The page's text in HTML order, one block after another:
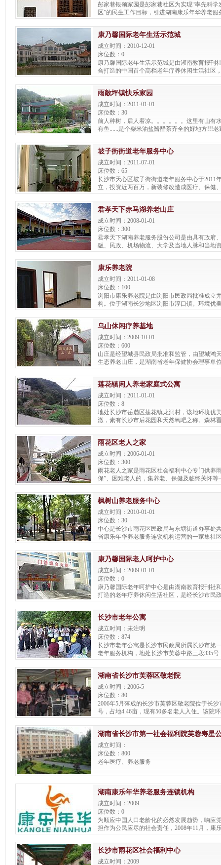
彭家巷银领家园是彭家巷社区为实现“率先科学
区”的民生工作目标，引进湖南康乐年华养老服
共同建设、运营的一家集社区全托养老、日间
于一体的综合性养老服务机构。银龄家园位于
(三、四、五、六、七楼)，面积约2500平方米
投入资金216万元，设有全托床位55个，日间
应150余位老年人的订餐、就餐，能覆盖社区
家庭的养老服务，服务内容涵盖生活照料、医
心理慰藉、法律咨询、家政便民、娱乐学习、
怀、饮食服务十大类百余项服务。银龄家园是
配套最齐全、服务最规范的社区养老服务机构
构中也堪称一流。
康乃馨国际老年生活示范城
成立时间：2010-12-01
床位数：0
康乃馨国际老年生活示范城是由湖南教育报刊
合打造的中国首个高档老年疗养休闲生活社区
和长沙市卫生局批准，地处长沙市河西银星路
位规模5000张，总投资10亿元。园区分为医疗
寓、高端老年别墅、生态园共五大板块，配有
闲运动场所等功能齐备的设施。后勤配有餐厅
多样化的服务。
雨敞坪镇快乐家园
成立时间：2011-01-01
床位数：30
前人种树，后人着凉。。。。。。这里有山有
有鱼......是个柴米油盐酱醋茶齐全的好地方!!!
地。
坡子街街道老年服务中心
成立时间：2011-07-01
床位数：65
长沙市天心区坡子街街道老年服务中心于2011
立，投资近两百万，新装修改造成医疗、保健
的较为完善的综合性老年服务中心，推动社会
切实解决老年人老有所养、老有所学、老有所
题。
君孝天下赤马湖养老山庄
成立时间：2008-01-01
床位数：300
君孝天下湖南养老服务股份公司是由具有政府
融、民政、机场物流、大学及当地人脉和当地
老事业的十位自然人，以发起方式设立的股份
股份公司)。是湖南省第一家专业养老服务机构
元人民币。公司的全资养老机构——君孝天下
庄， 占地面积210亩，建筑物20000平方米，其
床位300个。
康乐养老院
成立时间：2011-01-08
床位数：100
浏阳市康乐养老院是由浏阳市民政局批准成立
构。位于湖南长沙地区浏阳市淳口镇。环境优
50公里，离浏阳市20公里。
乌山休闲疗养基地
成立时间：2009-10-01
床位数：600
山庄是经望城县民政局批准和监管，由望城鸿
生态养老山庄，是湖南省老年保健协会理事单
占地200余亩，总建筑面积万余平方米，森林覆
低层公寓(1—4层)24栋，可供600多名老人入住
娱乐、康复中心、开心农场。山庄于2009年登
总的带领下，鸿天康逸敬老山庄内抓管理，外
了 “对国家社会尽责任，替天下父母尽孝心”的
年度“全国民办养老机构‘五心服务’品牌示范基
养老服务机构”称号。目前已有床位650个，入
莲花镇闲人养老家庭式公寓
成立时间：2011-01-01
床位数：8
地处长沙市岳麓区莲花镇龙洞村，该地环境优
澈，素有长沙市后花园和天然氧吧之称。森林
色，花香鸟语，小桥流水与乡村人家相映成趣
不失乡村质朴遗风。
雨花区老人之家
成立时间：2006-01-01
床位数：300
雨花老人之家是雨花区社会福利中心专门供养
保”、困难老人的，集养老、保健及临终关怀等
的福利机构。 雨花老人之家现有住养老人40人
无”、“五保”25人，困难老人16人。共有单间、
多套。
枫树山养老服务中心
成立时间：2010-01-01
床位数：30
中心是长沙市雨花区民政局与东塘街道办事处
省康乐年华养老服务连锁机构运营的一家集社
老、居家养老服务于一体的社区养老机构。
康乃馨国际老人呵护中心
成立时间：2009-01-01
床位数：0
康乃馨国际老年呵护中心是由湖南教育报刊社
打造的老年疗养休闲生活社区，是经长沙市民
批准，有配套的二甲等康乃馨老年病医院。地
段，占地350亩，床位规模5000张.前期已投入2
投资10亿元。园区分为医疗、康复护理、老年
墅、生态园共五大板块，配有种植园、垂钓园
能齐备的设施。后勤配有保健餐厅、便利店、
务。是目前湖南省规模最大, 设施配备最全, 环
离市区最近, 服务专业化的养老基地. 是国内一
示范城.
长沙市老年公寓
成立时间：未注明
床位数：874
长沙市老年公寓是长沙市民政局所属长沙市第
老年服务机构，地处长沙市芙蓉中路三段335
店，南毗湖南省第二人民医院。占地15亩，建
米，总投资1亿余元，总床位874张。
湖南省长沙市芙蓉区敬老院
成立时间：2006-5
床位数：80
2006年5月落成的长沙市芙蓉区敬老院位于长
号，占地4.46亩，现有50多名老人入住。该院
为“三湘第一院”。
湖南省长沙市第一社会福利院芙蓉寿星
成立时间：
床位数：800
老年医疗、养老服务
湖南康乐年华养老服务连锁机构
成立时间：2009
床位数：0
为顺应中国人口老龄化的必然发展趋势，响应
担作为公民应尽的社会责任，2008年11月，康
应运而生，顺势而发。“康乐年华”起源于长沙
务中心，是一家专门从事居家养老、社区托老
公益活动推广及信息传播服务的养老服务连锁
锁、加盟、指导、合作、委托经营的养老服务
长沙市雨花区社会福利中心
成立时间：2009